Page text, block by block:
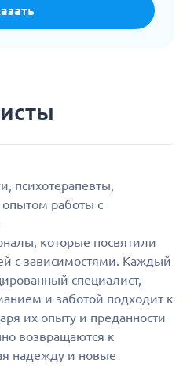
психотерапевты,
опытом работы с
которые посвятили
с зависимостями. Каждый
специалист,
и заботой подходит к
их опыту и преданности
возвращаются к
надежду и новые